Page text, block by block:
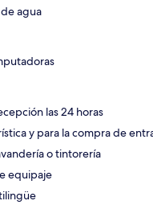
agua
las 24 horas
y para la compra de
o tintorería
equipaje